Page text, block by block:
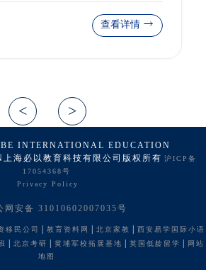
查看详情
INTERNATIONAL EDUCATION
海必以教育科技有限公司版权所有 沪ICP备
17054368号
Privacy Policy
网安备 31010602007035号
移民公司 教育资料网 北京家教
西安易学国际小语
北京考研 黄埔军校拓展基地 英国低龄留学
网站
地图